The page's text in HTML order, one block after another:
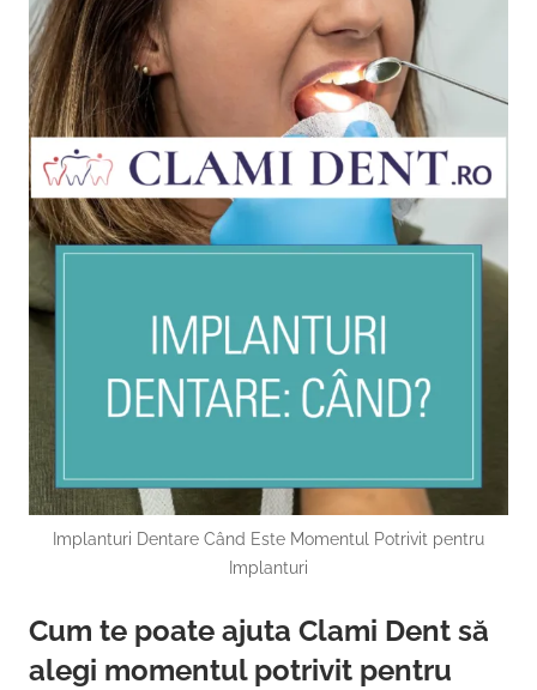
Implanturi Dentare Când Este Momentul Potrivit pentru
Implanturi
Cum te poate ajuta Clami Dent să
alegi momentul potrivit pentru